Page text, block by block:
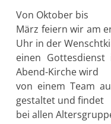
Von Oktober bis
März feiern wir am
Uhr in der
einen
Abend-Kirche wird
von einem Team
gestaltet und findet
bei allen